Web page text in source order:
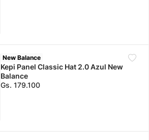
New Balance
Kepi Panel Classic Hat 2.0 Azul New
Balance
Gs. 179.100